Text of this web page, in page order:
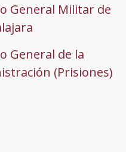
General Militar de
General de la
(Prisiones)